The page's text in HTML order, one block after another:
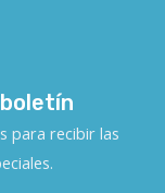
para recibir las